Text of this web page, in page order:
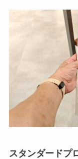
スタンダードプ